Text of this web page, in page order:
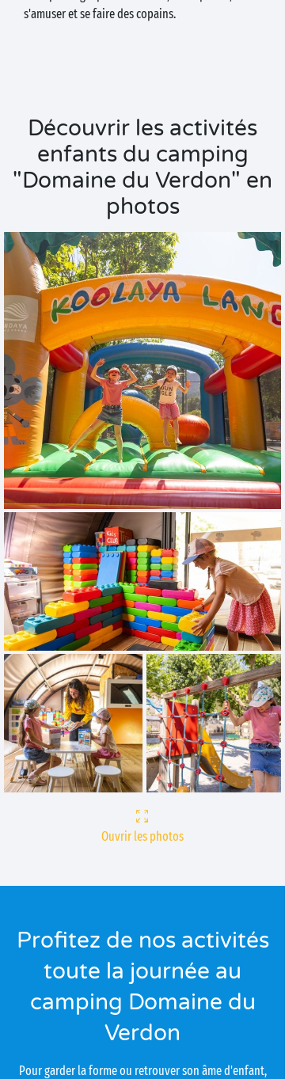
s'amuser et se faire des copains.
Découvrir les activités
enfants du camping
"Domaine du Verdon" en
photos
Ouvrir les photos
Profitez de nos activités
toute la journée au
camping Domaine du
Verdon
Pour garder la forme ou retrouver son âme d'enfant,